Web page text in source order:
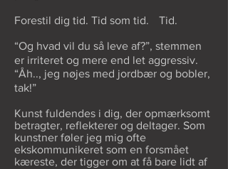
Forestil dig tid. Tid som tid. Tid.
“Og hvad vil du så leve af?”, stemmen
er irriteret og mere end let aggressiv.
“Åh.., jeg nøjes med jordbær og bobler,
tak!”
Kunst fuldendes i dig, der opmærksomt
betragter, reflekterer og deltager. Som
kunstner føler jeg mig ofte
ekskommunikeret som en forsmået
kæreste, der tigger om at få bare lidt af